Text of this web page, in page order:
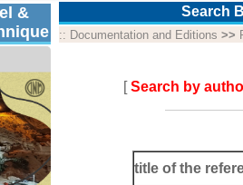
&
Search
:: Documentation and Editions >>
[Search by
title of the